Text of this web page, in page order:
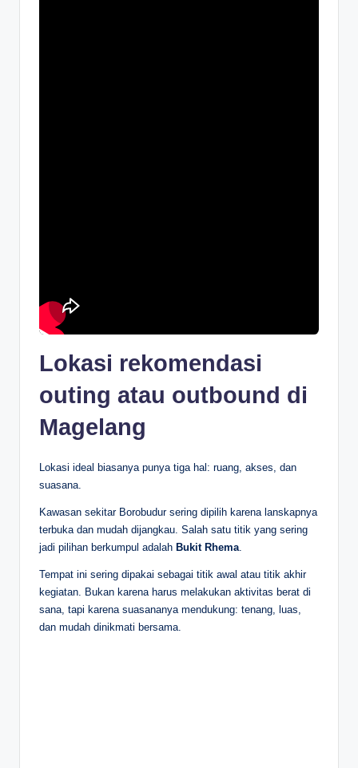
Lokasi rekomendasi
outing atau outbound di
Magelang
Lokasi ideal biasanya punya tiga hal: ruang, akses, dan
suasana.
Kawasan sekitar Borobudur sering dipilih karena lanskapnya
terbuka dan mudah dijangkau. Salah satu titik yang sering
jadi pilihan berkumpul adalah Bukit Rhema
Tempat ini sering dipakai sebagai titik awal atau titik akhir
kegiatan. Bukan karena harus melakukan aktivitas berat di
sana, tapi karena suasananya mendukung: tenang, luas,
dan mudah dinikmati bersama.